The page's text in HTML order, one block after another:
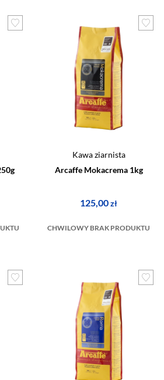
Kawa ziarnista
Arcaffe Mokacrema 1kg
125,00zł
CHWILOWY BRAK PRODUKTU